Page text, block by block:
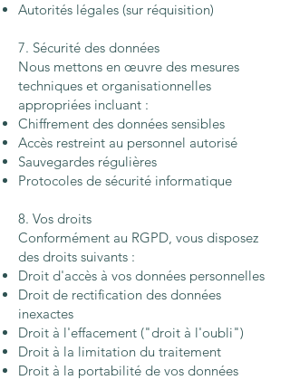
Autorités légales (sur réquisition)
7. Sécurité des données
Nous mettons en œuvre des mesures
techniques et organisationnelles
appropriées incluant :
Chiffrement des données sensibles
Accès restreint au personnel autorisé
Sauvegardes régulières
Protocoles de sécurité informatique
8. Vos droits
Conformément au RGPD, vous disposez
des droits suivants :
Droit d'accès à vos données personnelles
Droit de rectification des données
inexactes
Droit à l'effacement ("droit à l'oubli")
Droit à la limitation du traitement
Droit à la portabilité de vos données